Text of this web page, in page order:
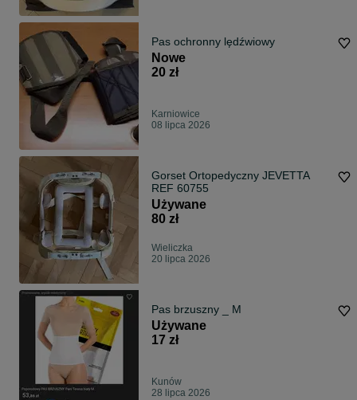
Pas ochronny lędźwiowy
Nowe
20 zł
Karniowice
08 lipca 2026
Gorset Ortopedyczny JEVETTA
REF 60755
Używane
80 zł
Wieliczka
20 lipca 2026
Pas brzuszny _ M
Używane
17 zł
Kunów
28 lipca 2026